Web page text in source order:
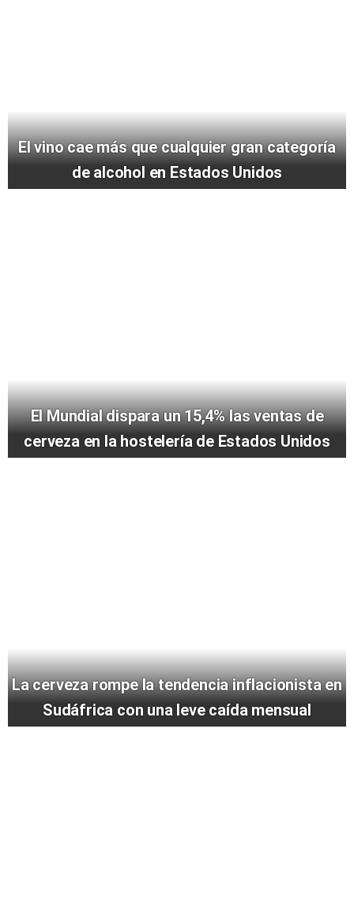
El vino cae más que cualquier gran categoría
de alcohol en Estados Unidos
El Mundial dispara un 15,4% las ventas de
cerveza en la hostelería de Estados Unidos
La cerveza rompe la tendencia inflacionista en
Sudáfrica con una leve caída mensual